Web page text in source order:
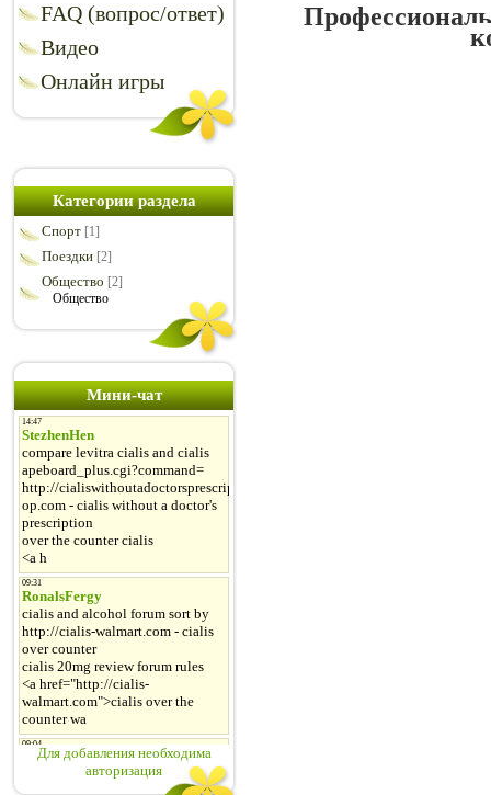
FAQ (вопрос/ответ)
Видео
Онлайн игры
Категории раздела
Спорт [1]
Поездки [2]
Общество [2]
Общество
Мини-чат
Для добавления необходима
авторизация